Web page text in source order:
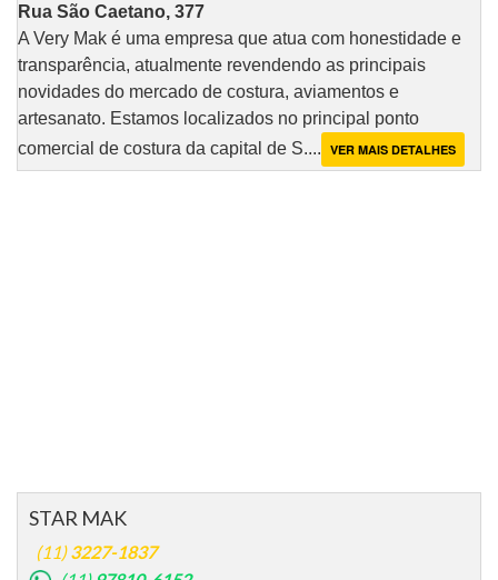
Rua São Caetano, 377
A Very Mak é uma empresa que atua com honestidade e
transparência, atualmente revendendo as principais
novidades do mercado de costura, aviamentos e
artesanato. Estamos localizados no principal ponto
comercial de costura da capital de S.... VER MAIS DETALHES
STAR MAK
(11)3227-1837